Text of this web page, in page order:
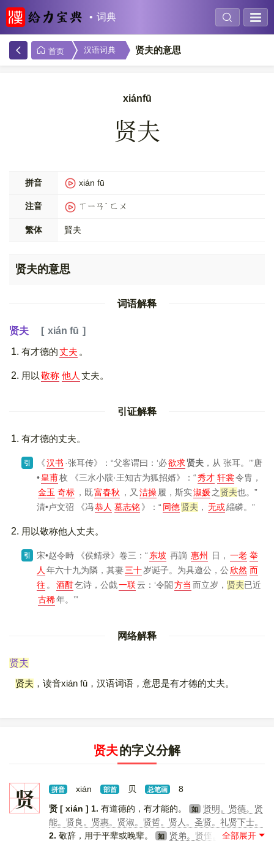
词典
首页 汉语词典 贤夫的意思
xiánfū
贤夫
拼音 xián fū
注音 ㄒㄧㄢˊ ㄈㄨ
繁体 賢夫
贤夫的意思
词语解释
贤夫
xián fū
有才德的丈夫 。
用以 敬称 他人 丈夫。
引证解释
有才德的丈夫。
引 《汉书 ·张耳传》 ：“父客谓曰：‘必欲求贤夫 ，从 张耳。’”唐
•皇甫枚 《三水小牍·王知古为狐招婿》 ：“秀才 轩裳令胄，
金玉 奇标 ，既富春秋 ，又 洁操 履，斯实淑媛之贤夫也。”
清•卢文弨
《冯恭人 墓志铭 》 ：“ 同德贤夫 ， 无或緇磷。”
用以敬称他人丈夫。
引 宋•赵令畤 《侯鲭录》 卷三：“ 东坡 再謫 惠州 日， 一老 举
人 年六十九为隣，其妻三十岁诞子。为具邀公，公 欣然 而
往 。 酒酣乞诗，公戯一联云：‘令閤方当 而立岁， 贤夫已近
古稀年。’”
网络解释
贤夫
贤夫 ，读音xián fū，汉语词语，意思是有才德的丈夫。
贤夫的字义分解
贤 拼音 xián 部首 贝 总笔画
8
贤 [ xián ] 1. 有道德的，有才能的。 如
贤明。贤德。贤
能。贤良。贤惠。贤淑。贤哲。贤人。圣贤。礼贤下士。
2. 敬辞，用于平辈或晚辈。 如
贤弟。贤侄。贤契（对弟